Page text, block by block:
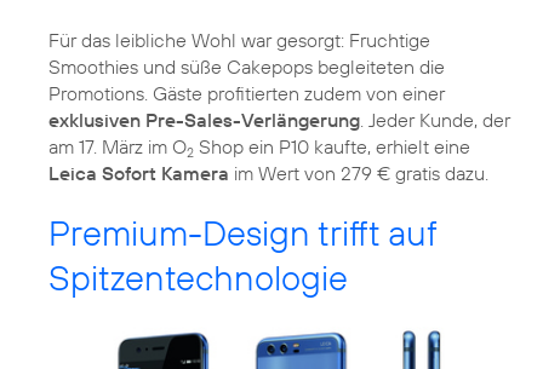
Für das leibliche Wohl war gesorgt: Fruchtige
Smoothies und süße Cakepops begleiteten die
Promotions. Gäste profitierten zudem von einer
exklusiven Pre-Sales-Verlängerung . Jeder Kunde, der
am 17. März im O2 Shop ein P10 kaufte, erhielt eine
Leica Sofort Kamera im Wert von 279 € gratis dazu.
Premium-Design trifft auf
Spitzentechnologie